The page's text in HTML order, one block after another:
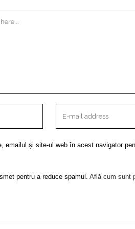
emailul și site-ul web în acest navigator
pentru a reduce spamul. Află cum sunt